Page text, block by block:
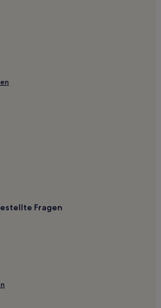
Onsen
von Nobunaga Oda
Museum
Station
Fragen